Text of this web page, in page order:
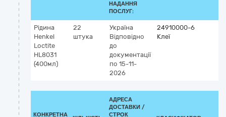
НАДАННЯ
ПОСЛУГ:
Рідина
Henkel
Loctite
HL8031
(400мл)
22
штука
Україна
Відповідно
до
документації
по 15-11-
2026
24910000-6
Клеї
КОНКРЕТНА
АДРЕСА
ДОСТАВКИ /
СТРОК